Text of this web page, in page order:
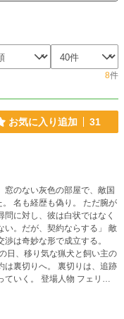
8件
お気に入り追加 31
窓のない灰色の部屋で、敵国
が
は奇妙な形で成立する。
物 フェリク
白状ではなく契約を持ち出